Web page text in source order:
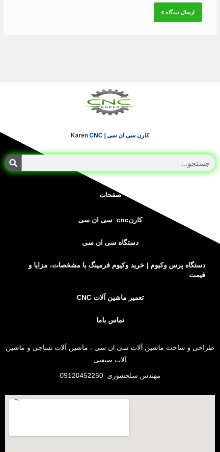
کارن سی ان سی | Karen CNC
جستجو
صفحات
کارنcnc_سی ان سی
دستگاه سی ان سی
دستگاه پرس وکیوم | خرید وکیوم فرمینگ با مشخصات، مزایا و
قیمت
تعمیر ماشین آلات CNC
تماس باما
طراحی و ساخت ماشین آلات سی ان سی ، ماشین آلات نساجی و ماشین
آلات صنعتی
مهندس سلحشوری09120452250